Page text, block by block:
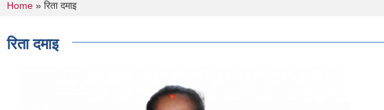
You are here
Home » रिता दमाइ
रिता दमाइ